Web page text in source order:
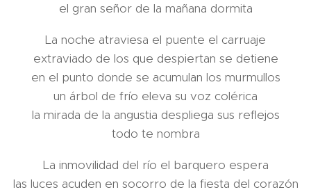
el gran señor de la mañana dormita
La noche atraviesa el puente el carruaje
extraviado de los que despiertan se detiene
en el punto donde se acumulan los murmullos
un árbol de frío eleva su voz colérica
la mirada de la angustia despliega sus reflejos
todo te nombra
La inmovilidad del río el barquero espera
las luces acuden en socorro de la fiesta del corazón